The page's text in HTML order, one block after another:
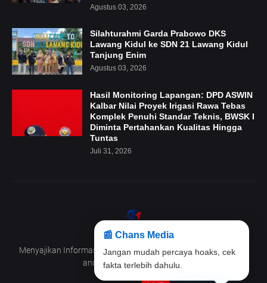
📰 Chans Media
Klik maskot ini untuk membaca
berita terbaru.
Agustus 03, 2026
Silahturahmi Garda Prabowo DKS
Lawang Kidul ke SDN 21 Lawang Kidul
Tanjung Enim
Agustus 03, 2026
Hasil Monitoring Lapangan: DPD ASWIN
Kalbar Nilai Proyek Irigasi Rawa Tebas
Komplek Penuhi Standar Teknis, BWSK I
Diminta Pertahankan Kualitas Hingga
Tuntas
Juli 31, 2026
Menyajikan Informasi Terpercaya,Aktual dan Mendalam untuk
anda yang selalu ingin tahu